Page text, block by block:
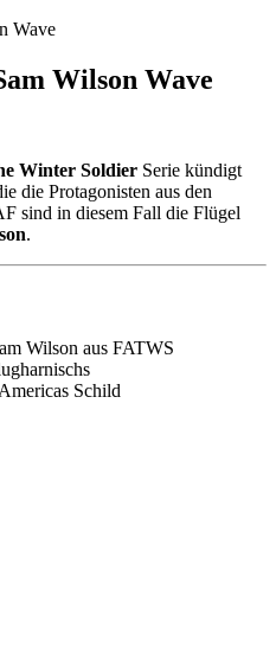
Wilson Wave
Winter Soldier Serie kündigt
die Protagonisten aus den
sind in diesem Fall die Flügel
.
Wilson aus FATWS
Schild